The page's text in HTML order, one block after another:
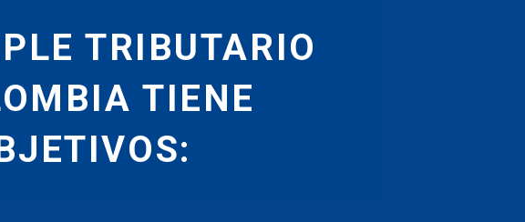
TRIBUTARIO
TIENE